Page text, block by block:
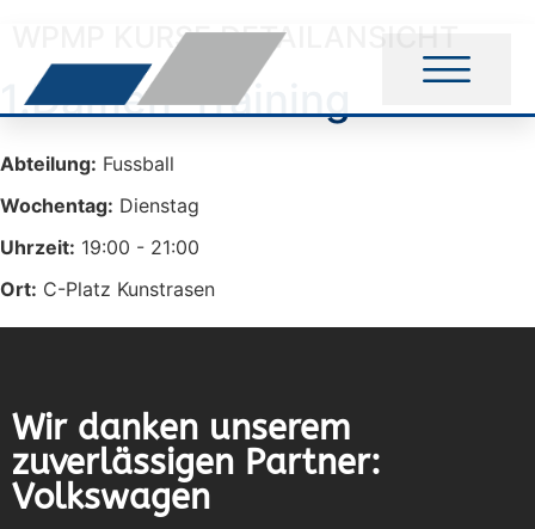
WPMP KURSE DETAILANSICHT
1.Damen-Training
Abteilung: Fussball
Wochentag: Dienstag
Uhrzeit: 19:00 - 21:00
Ort: C-Platz Kunstrasen
Wir danken unserem
zuverlässigen Partner:
Volkswagen